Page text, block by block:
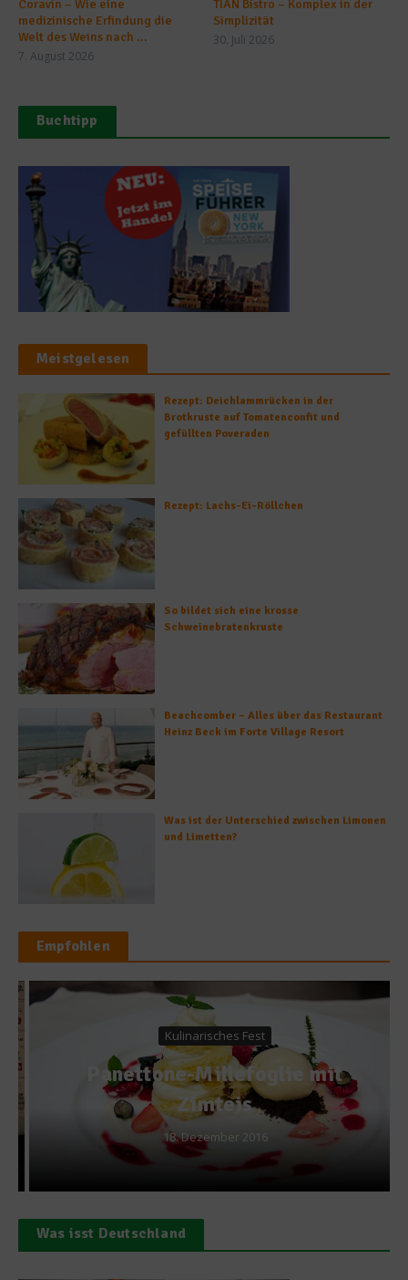
Coravin – Wie eine
medizinische Erfindung die
Welt des Weins nach ...
7. August 2026
TIAN Bistro – Komplex in der
Simplizität
30. Juli 2026
Buchtipp
Meistgelesen
Rezept: Deichlammrücken in der
Brotkruste auf Tomatenconfit und
gefüllten Poveraden
Rezept: Lachs-Ei-Röllchen
So bildet sich eine krosse
Schweinebratenkruste
Beachcomber – Alles über das Restaurant
Heinz Beck im Forte Village Resort
Was ist der Unterschied zwischen Limonen
und Limetten?
Empfohlen
Kulinarisches Fest
Panettone-Millefoglie mit
Zimteis
18. Dezember 2016
Was isst Deutschland